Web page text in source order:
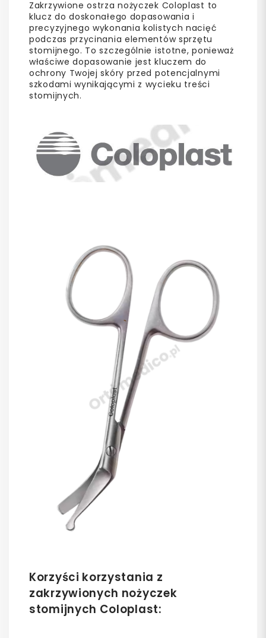
Zakrzywione ostrza nożyczek Coloplast to
klucz do doskonałego dopasowania i
precyzyjnego wykonania kolistych nacięć
podczas przycinania elementów sprzętu
stomijnego. To szczególnie istotne, ponieważ
właściwe dopasowanie jest kluczem do
ochrony Twojej skóry przed potencjalnymi
szkodami wynikającymi z wycieku treści
stomijnych.
Korzyści korzystania z
zakrzywionych nożyczek
stomijnych Coloplast: